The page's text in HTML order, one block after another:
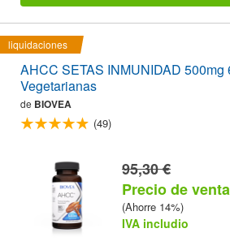
liquidaciones
AHCC SETAS INMUNIDAD 500mg
Vegetarianas
de BIOVEA
(49)
95,30 €
Precio de
(Ahorre 14%)
IVA includio